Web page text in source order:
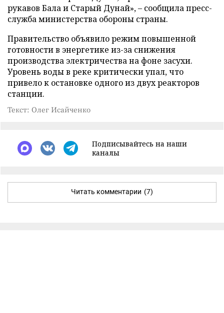
рукавов Бала и Старый Дунай», – сообщила пресс-
служба министерства обороны страны.
Правительство объявило режим повышенной
готовности в энергетике из-за снижения
производства электричества на фоне засухи.
Уровень воды в реке критически упал, что
привело к остановке одного из двух реакторов
станции.
Текст: Олег Исайченко
Подписывайтесь на наши
каналы
Читать комментарии (7)